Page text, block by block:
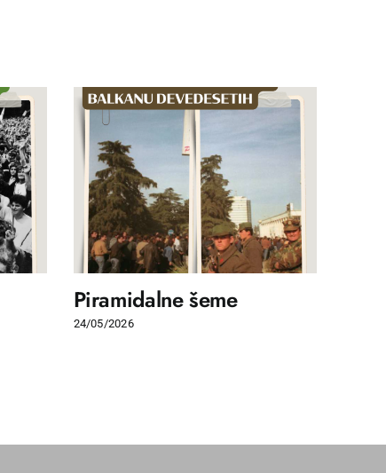
Piramidalne šeme
24/05/2026